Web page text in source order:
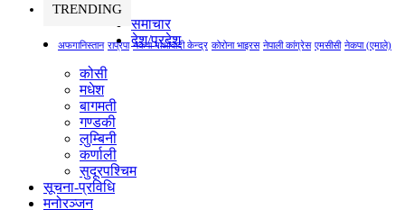
TRENDING
अफगानिस्तान राप्रपा नेकपा माओवादी केन्द्र कोरोना भाइरस नेपाली कांग्रेस एमसीसी नेकपा (एमाले)
समाचार
देश/प्रदेश
कोसी
मधेश
बागमती
गण्डकी
लुम्बिनी
कर्णाली
सुदूरपश्चिम
सूचना-प्रविधि
मनोरञ्जन